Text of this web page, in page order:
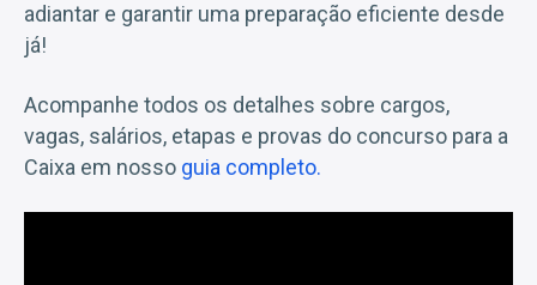
adiantar e garantir uma preparação eficiente desde
já!
Acompanhe todos os detalhes sobre cargos,
vagas, salários, etapas e provas do concurso para a
Caixa em nosso guia completo.